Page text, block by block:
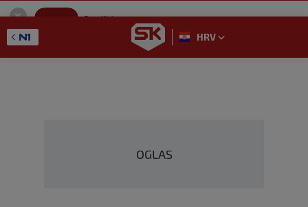
SportKlub
GET - On the Google Play
HRV
OGLAS